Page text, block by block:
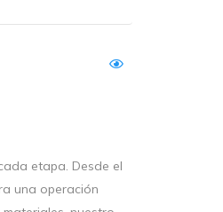
etapa. Desde el
una operación